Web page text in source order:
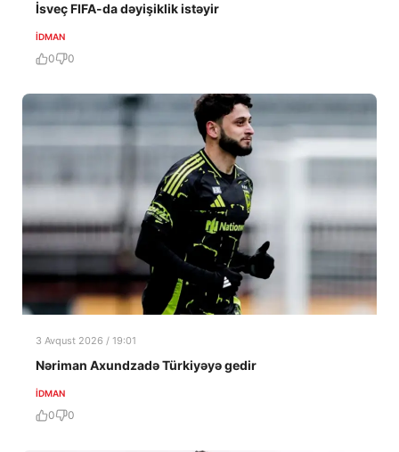
İsveç FIFA-da dəyişiklik istəyir
İDMAN
0 0
3 Avqust 2026 / 19:01
Nəriman Axundzadə Türkiyəyə gedir
İDMAN
0 0